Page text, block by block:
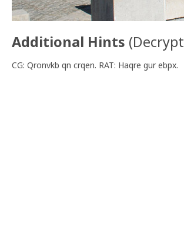
Additional Hints (Decrypt
CG: Qronvkb qn crqen. RAT: Haqre gur ebpx.